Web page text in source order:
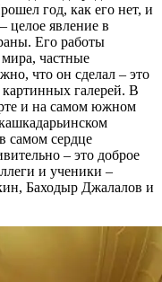
год, как его нет, и
целое явление в
Его работы
частные
что он сделал – это
галерей. В
и на самом южном
самом сердце
– это доброе
и ученики –
Баходыр Джалалов и